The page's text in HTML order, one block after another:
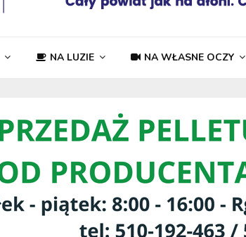
NA LUZIE NA WŁASNE OCZY